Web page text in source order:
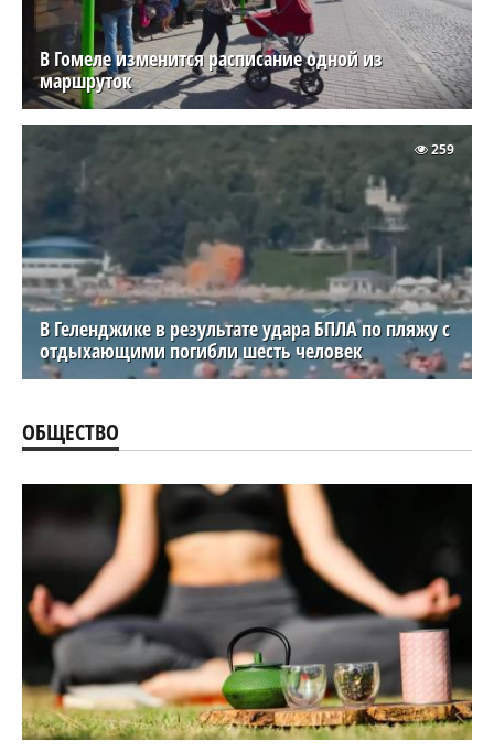
В Гомеле изменится расписание одной из
маршруток
В Геленджике в результате удара БПЛА по пляжу с
отдыхающими погибли шесть человек
259
ОБЩЕСТВО